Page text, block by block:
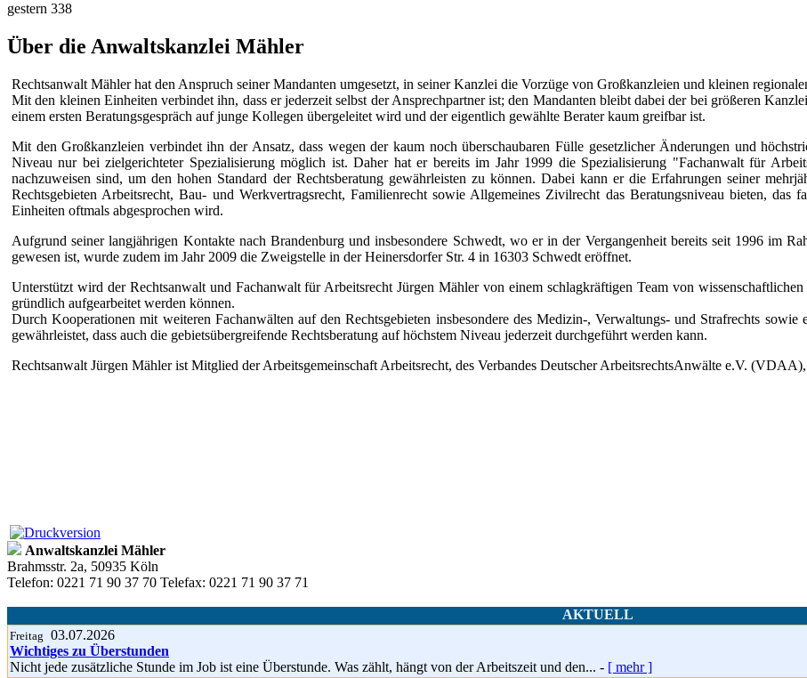
gestern 338
Über die Anwaltskanzlei Mähler
Rechtsanwalt Mähler hat den Anspruch seiner Mandanten umgesetzt, in seiner Kanzlei die Vorzüge von Großkanzleien und kleinen
Mit den kleinen Einheiten verbindet ihn, dass er jederzeit selbst der Ansprechpartner ist; den Mandanten bleibt dabei der bei größeren
einem ersten Beratungsgespräch auf junge Kollegen übergeleitet wird und der eigentlich gewählte Berater kaum greifbar ist.
Mit den Großkanzleien verbindet ihn der Ansatz, dass wegen der kaum noch überschaubaren Fülle gesetzlicher Änderungen und
Niveau nur bei zielgerichteter Spezialisierung möglich ist. Daher hat er bereits im Jahr 1999 die Spezialisierung "Fachanwalt für
nachzuweisen sind, um den hohen Standard der Rechtsberatung gewährleisten zu können. Dabei kann er die Erfahrungen seiner
Rechtsgebieten Arbeitsrecht, Bau- und Werkvertragsrecht, Familienrecht sowie Allgemeines Zivilrecht das Beratungsniveau bieten, das
Einheiten oftmals abgesprochen wird.
Aufgrund seiner langjährigen Kontakte nach Brandenburg und insbesondere Schwedt, wo er in der Vergangenheit bereits seit 1996 im
gewesen ist, wurde zudem im Jahr 2009 die Zweigstelle in der Heinersdorfer Str. 4 in 16303 Schwedt eröffnet.
Unterstützt wird der Rechtsanwalt und Fachanwalt für Arbeitsrecht Jürgen Mähler von einem schlagkräftigen Team von
gründlich aufgearbeitet werden können.
Durch Kooperationen mit weiteren Fachanwälten auf den Rechtsgebieten insbesondere des Medizin-, Verwaltungs- und Strafrechts sowie
gewährleistet, dass auch die gebietsübergreifende Rechtsberatung auf höchstem Niveau jederzeit durchgeführt werden kann.
Rechtsanwalt Jürgen Mähler ist Mitglied der Arbeitsgemeinschaft Arbeitsrecht, des Verbandes Deutscher ArbeitsrechtsAnwälte e.V.
Anwaltskanzlei Mähler
Brahmsstr. 2a, 50935 Köln
Telefon: 0221 71 90 37 70 Telefax: 0221 71 90 37 71
AKTUELL
Freitag 03.07.2026
Wichtiges zu Überstunden
Nicht jede zusätzliche Stunde im Job ist eine Überstunde. Was zählt, hängt von der Arbeitszeit und den... - [ mehr ]